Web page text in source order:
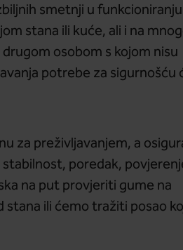
smetnji u
stana ili kuće, ali i na
osobom s kojom nisu
potrebe za sigurnošću
za preživljavanjem, a
poredak,
na put provjeriti gume na
ili ćemo tražiti posao